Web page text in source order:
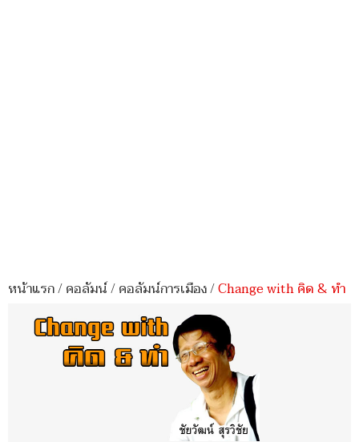
หน้าแรก/คอลัมน์/คอลัมน์การเมือง/Change with คิด & ทำ